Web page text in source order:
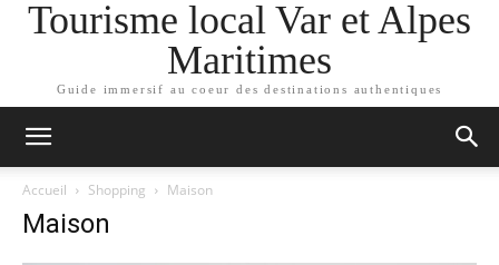
Tourisme local Var et Alpes
Maritimes
Guide immersif au coeur des destinations authentiques
Accueil Shopping Maison
Maison